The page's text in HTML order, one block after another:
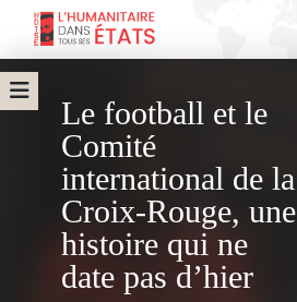
Le football et le
Comité
international de la
Croix-Rouge, une
histoire qui ne
date pas d’hier